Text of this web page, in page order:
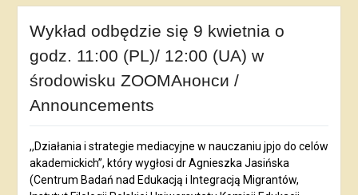
Wykład odbędzie się 9 kwietnia o
godz. 11:00 (PL)/ 12:00 (UA) w
środowisku ZOOMАнонси /
Announcements
,,Działania i strategie mediacyjne w nauczaniu jpjo do celów
akademickich”, który wygłosi dr Agnieszka Jasińska
(Centrum Badań nad Edukacją i Integracją Migrantów,